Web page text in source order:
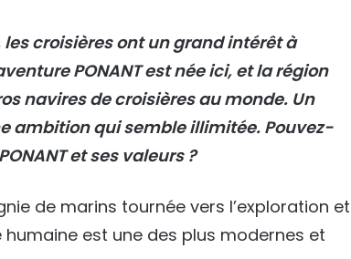
croisières ont un grand intérêt à
PONANT est née ici, et la région
navires de croisières au monde. Un
ambition qui semble illimitée. Pouvez-
et ses valeurs ?
de marins tournée vers l’exploration et
humaine est une des plus modernes et